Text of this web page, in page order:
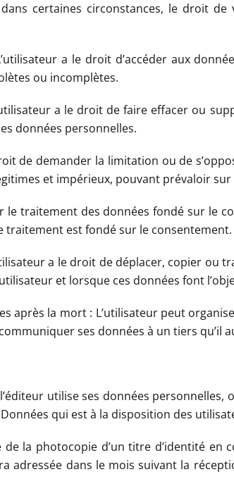
certaines circonstances, le droit
a le droit d’accéder aux
ou incomplètes.
a le droit de faire effacer ou
données personnelles.
de demander la limitation ou de
et impérieux, pouvant prévaloir
traitement des données fondé sur le
traitement est fondé sur le consentement.
a le droit de déplacer, copier ou
et lorsque ces données font
après la mort : L’utilisateur peut
ses données à un tiers qu’il
utilise ses données
qui est à la disposition des
la photocopie d’un titre d’identité
adressée dans le mois suivant la